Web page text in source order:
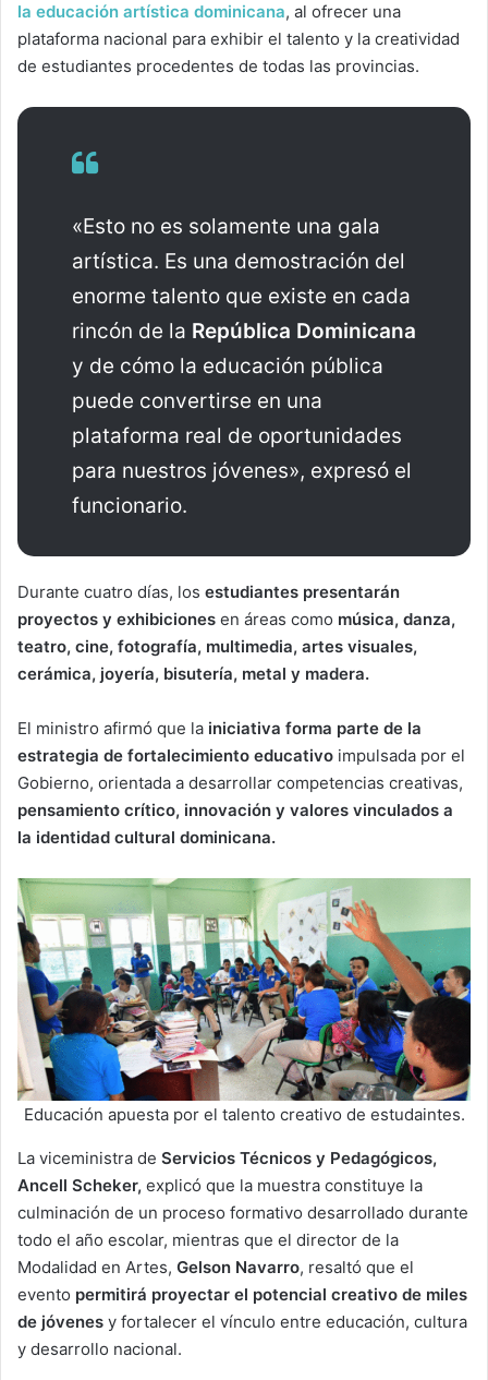
la educación artística dominicana, al ofrecer una
plataforma nacional para exhibir el talento y la creatividad
de estudiantes procedentes de todas las provincias.
«Esto no es solamente una gala
artística. Es una demostración del
enorme talento que existe en cada
rincón de la República Dominicana
y de cómo la educación pública
puede convertirse en una
plataforma real de oportunidades
para nuestros jóvenes», expresó el
funcionario.
Durante cuatro días, los estudiantes presentarán
proyectos y exhibiciones en áreas como música, danza,
teatro, cine, fotografía, multimedia, artes visuales,
cerámica, joyería, bisutería, metal y madera.
El ministro afirmó que la iniciativa forma parte de la
estrategia de fortalecimiento educativo impulsada por el
Gobierno, orientada a desarrollar competencias creativas,
pensamiento crítico, innovación y valores vinculados a
la identidad cultural dominicana.
Educación apuesta por el talento creativo de estudaintes.
La viceministra de Servicios Técnicos y Pedagógicos,
Ancell Scheker, explicó que la muestra constituye la
culminación de un proceso formativo desarrollado durante
todo el año escolar, mientras que el director de la
Modalidad en Artes, Gelson Navarro, resaltó que el
evento permitirá proyectar el potencial creativo de miles
de jóvenes y fortalecer el vínculo entre educación, cultura
y desarrollo nacional.